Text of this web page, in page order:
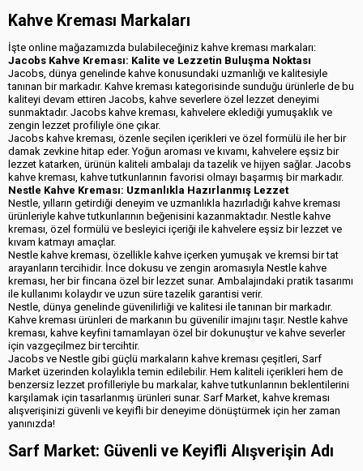
Kahve Kreması Markaları
İşte online mağazamızda bulabileceğiniz kahve kreması markaları:
Jacobs Kahve Kreması: Kalite ve Lezzetin Buluşma Noktası
Jacobs, dünya genelinde kahve konusundaki uzmanlığı ve kalitesiyle
tanınan bir markadır. Kahve kreması kategorisinde sunduğu ürünlerle de bu
kaliteyi devam ettiren Jacobs, kahve severlere özel lezzet deneyimi
sunmaktadır. Jacobs kahve kreması, kahvelere eklediği yumuşaklık ve
zengin lezzet profiliyle öne çıkar.
Jacobs kahve kreması, özenle seçilen içerikleri ve özel formülü ile her bir
damak zevkine hitap eder. Yoğun aroması ve kıvamı, kahvelere eşsiz bir
lezzet katarken, ürünün kaliteli ambalajı da tazelik ve hijyen sağlar. Jacobs
kahve kreması, kahve tutkunlarının favorisi olmayı başarmış bir markadır.
Nestle Kahve Kreması: Uzmanlıkla Hazırlanmış Lezzet
Nestle, yılların getirdiği deneyim ve uzmanlıkla hazırladığı kahve kreması
ürünleriyle kahve tutkunlarının beğenisini kazanmaktadır. Nestle kahve
kreması, özel formülü ve besleyici içeriği ile kahvelere eşsiz bir lezzet ve
kıvam katmayı amaçlar.
Nestle kahve kreması, özellikle kahve içerken yumuşak ve kremsi bir tat
arayanların tercihidir. İnce dokusu ve zengin aromasıyla Nestle kahve
kreması, her bir fincana özel bir lezzet sunar. Ambalajındaki pratik tasarımı
ile kullanımı kolaydır ve uzun süre tazelik garantisi verir.
Nestle, dünya genelinde güvenilirliği ve kalitesi ile tanınan bir markadır.
Kahve kreması ürünleri de markanın bu güvenilir imajını taşır. Nestle kahve
kreması, kahve keyfini tamamlayan özel bir dokunuştur ve kahve severler
için vazgeçilmez bir tercihtir.
Jacobs ve Nestle gibi güçlü markaların kahve kreması çeşitleri, Sarf
Market üzerinden kolaylıkla temin edilebilir. Hem kaliteli içerikleri hem de
benzersiz lezzet profilleriyle bu markalar, kahve tutkunlarının beklentilerini
karşılamak için tasarlanmış ürünleri sunar. Sarf Market, kahve kreması
alışverişinizi güvenli ve keyifli bir deneyime dönüştürmek için her zaman
yanınızda!
Sarf Market: Güvenli ve Keyifli Alışverişin Adı